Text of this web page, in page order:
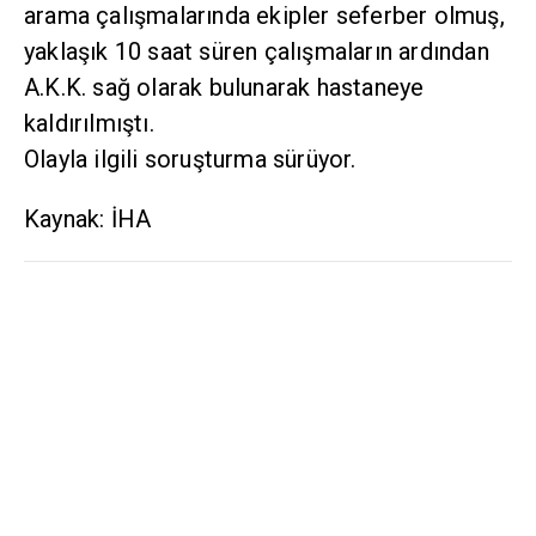
arama çalışmalarında ekipler seferber olmuş,
yaklaşık 10 saat süren çalışmaların ardından
A.K.K. sağ olarak bulunarak hastaneye
kaldırılmıştı.
Olayla ilgili soruşturma sürüyor.
Kaynak: İHA